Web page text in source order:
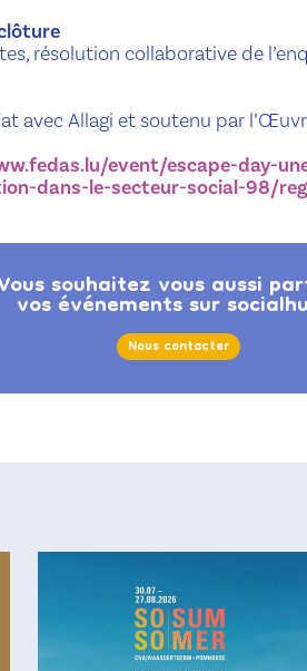
résolution collaborative de
avec Allagi et soutenu par
event/escape-day-
dans-le-secteur-social-98/
souhaitez vous aussi
vos événements sur
Nous contacter